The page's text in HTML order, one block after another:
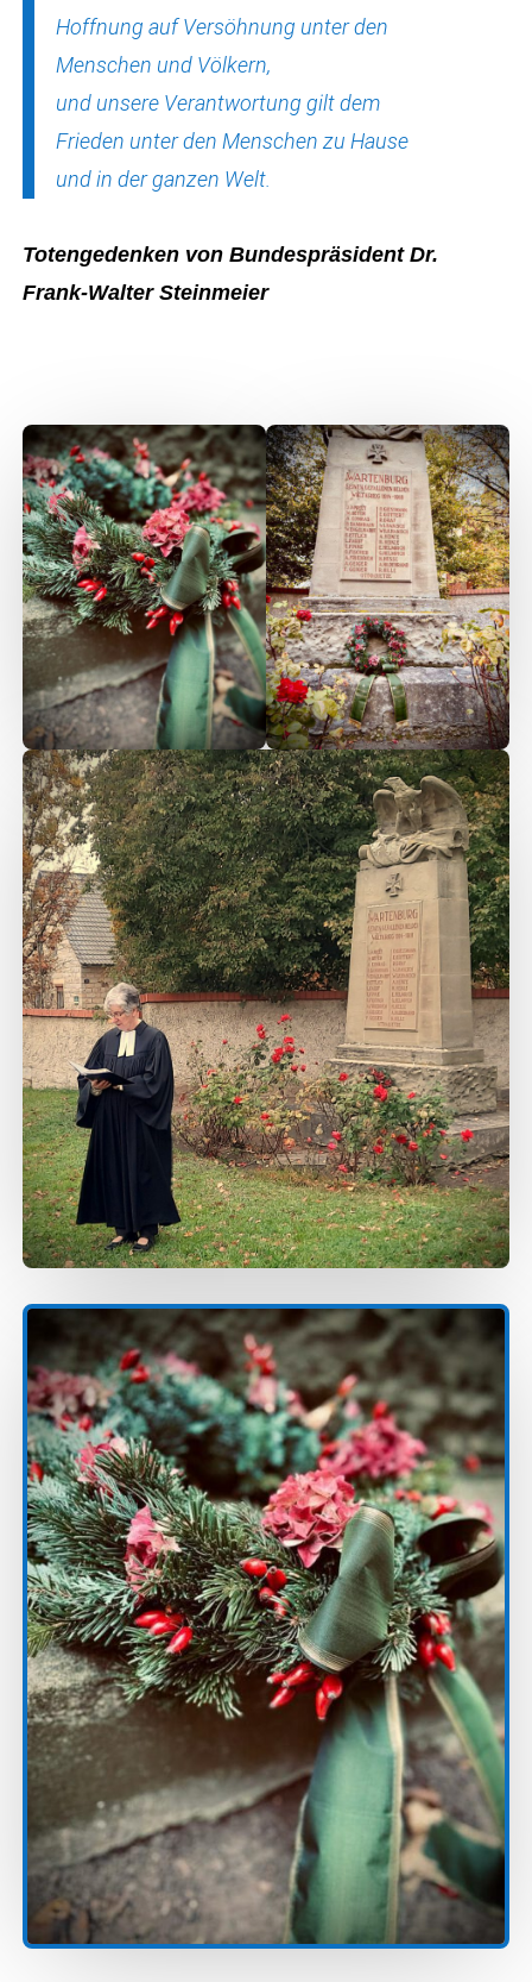
Hoffnung auf Versöhnung unter den
Menschen und Völkern,
und unsere Verantwortung gilt dem
Frieden unter den Menschen zu Hause
und in der ganzen Welt.
Totengedenken von Bundespräsident Dr.
Frank-Walter Steinmeier